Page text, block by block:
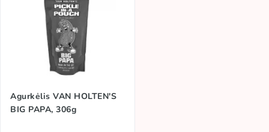
Agurkėlis VAN HOLTEN'S
BIG PAPA, 306g